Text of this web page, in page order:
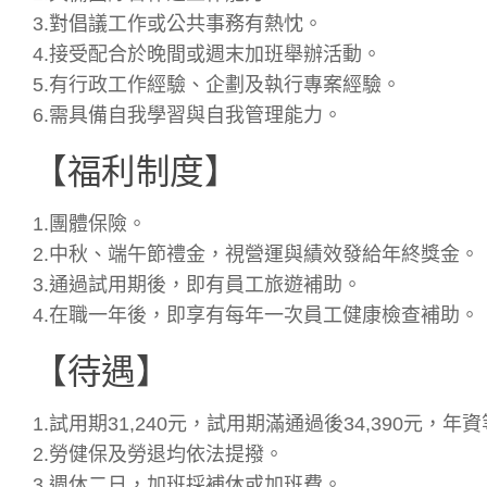
3.對倡議工作或公共事務有熱忱。
4.接受配合於晚間或週末加班舉辦活動。
5.有行政工作經驗、企劃及執行專案經驗。
6.需具備自我學習與自我管理能力。
【福利制度】
1.團體保險。
2.中秋、端午節禮金，視營運與績效發給年終獎金。
3.通過試用期後，即有員工旅遊補助。
4.在職一年後，即享有每年一次員工健康檢查補助。
【待遇】
1.試用期31,240元，試用期滿通過後34,390元，年資
2.勞健保及勞退均依法提撥。